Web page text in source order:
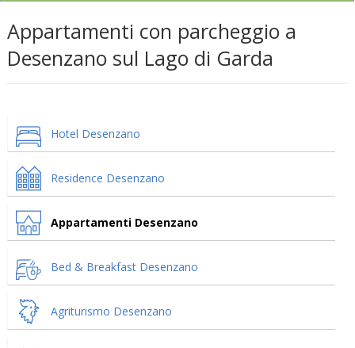
Appartamenti con parcheggio a
Desenzano sul Lago di Garda
Hotel Desenzano
Residence Desenzano
Appartamenti Desenzano
Bed & Breakfast Desenzano
Agriturismo Desenzano